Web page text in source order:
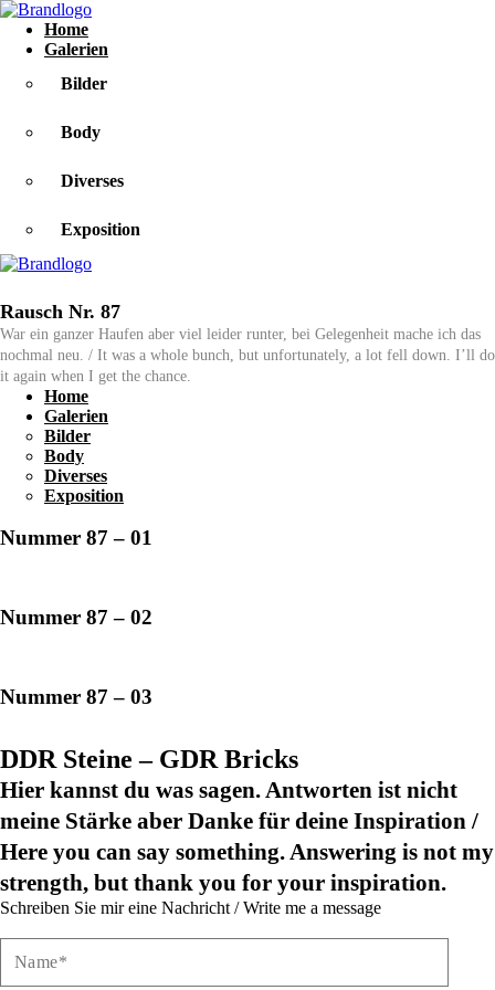
Home
Galerien
Bilder
Body
Diverses
Exposition
Rausch Nr. 87
War ein ganzer Haufen aber viel leider runter, bei Gelegenheit mache ich das
nochmal neu. / It was a whole bunch, but unfortunately, a lot fell down. I’ll do
it again when I get the chance.
Home
Galerien
Bilder
Body
Diverses
Exposition
Nummer 87 – 01
Nummer 87 – 02
Nummer 87 – 03
DDR Steine – GDR Bricks
Hier kannst du was sagen. Antworten ist nicht
meine Stärke aber Danke für deine Inspiration /
Here you can say something. Answering is not my
strength, but thank you for your inspiration.
Schreiben Sie mir eine Nachricht / Write me a message